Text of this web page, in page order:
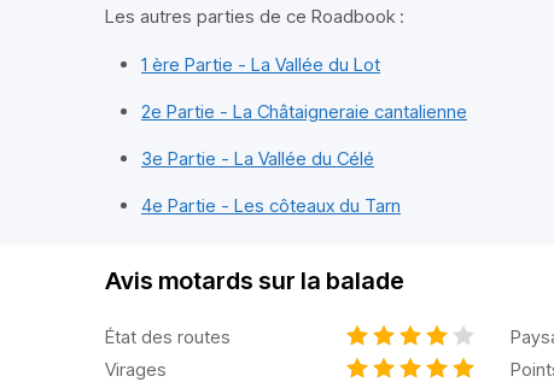
Les autres parties de ce Roadbook :
1 ère Partie - La Vallée du Lot
2e Partie - La Châtaigneraie cantalienne
3e Partie - La Vallée du Célé
4e Partie - Les côteaux du Tarn
Avis motards sur la balade
État des routes
Virages